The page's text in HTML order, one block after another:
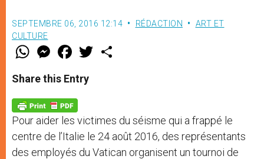
SEPTEMBRE 06, 2016 12:14 RÉDACTION
ART ET
CULTURE
W
t
s
p
p
M
e
s
e
g
e
r
F
a
e
b
o
k
w
Share this Entry
Pour aider les victimes du séisme qui a frappé le
centre de l’Italie le 24 août 2016, des représentants
des employés du Vatican organisent un tournoi de